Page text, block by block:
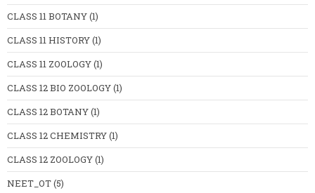
CLASS 11 BOTANY(1)
CLASS 11 HISTORY(1)
CLASS 11 ZOOLOGY(1)
CLASS 12 BIO ZOOLOGY(1)
CLASS 12 BOTANY(1)
CLASS 12 CHEMISTRY(1)
CLASS 12 ZOOLOGY(1)
NEET_OT(5)